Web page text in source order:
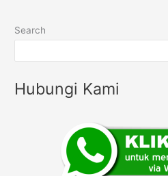
Search
Hubungi Kami